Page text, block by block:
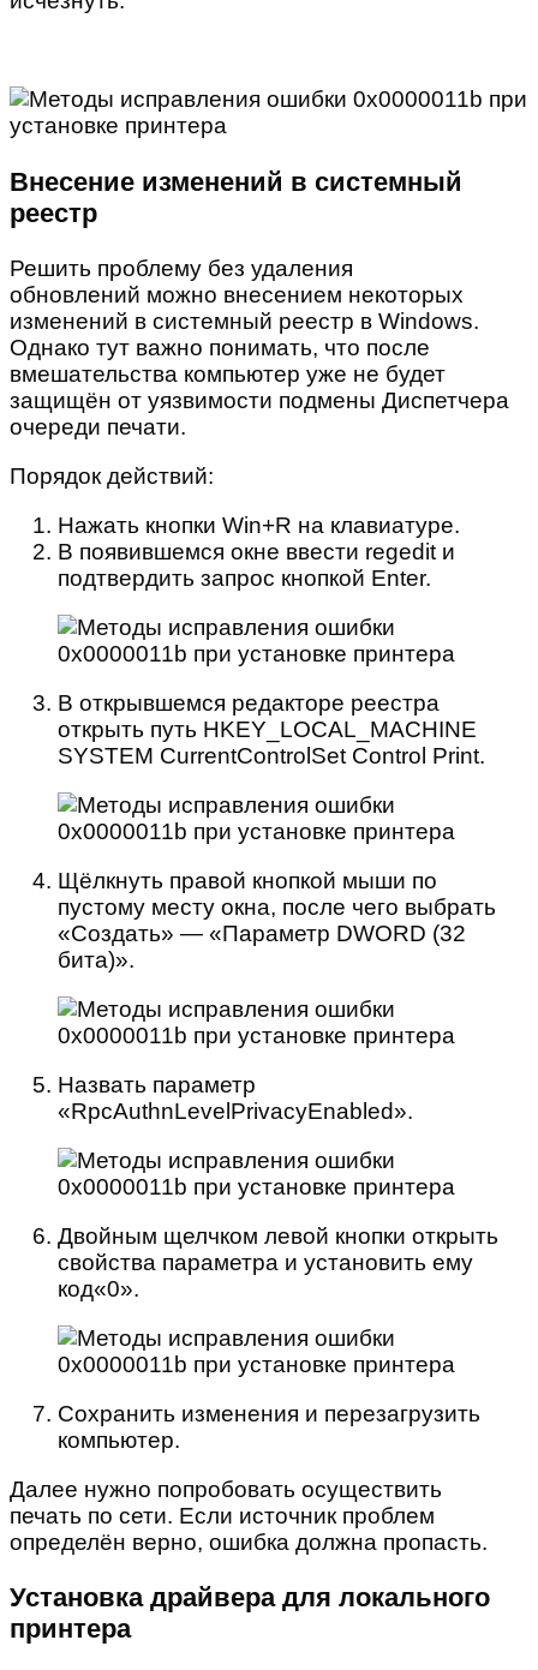
Внесение изменений в системный
реестр
Решить проблему без удаления
обновлений можно внесением некоторых
изменений в системный реестр в Windows.
Однако тут важно понимать, что после
вмешательства компьютер уже не будет
защищён от уязвимости подмены Диспетчера
очереди печати.
Порядок действий:
Нажать кнопки Win+R на клавиатуре.
В появившемся окне ввести regedit и
подтвердить запрос кнопкой Enter.
В открывшемся редакторе реестра
открыть путь HKEY_LOCAL_MACHINE
SYSTEM CurrentControlSet Control Print.
Щёлкнуть правой кнопкой мыши по
пустому месту окна, после чего выбрать
«Создать» — «Параметр DWORD (32
бита)».
Назвать параметр
«RpcAuthnLevelPrivacyEnabled».
Двойным щелчком левой кнопки открыть
свойства параметра и установить ему
код«0».
Сохранить изменения и перезагрузить
компьютер.
Далее нужно попробовать осуществить
печать по сети. Если источник проблем
определён верно, ошибка должна пропасть.
Установка драйвера для локального
принтера